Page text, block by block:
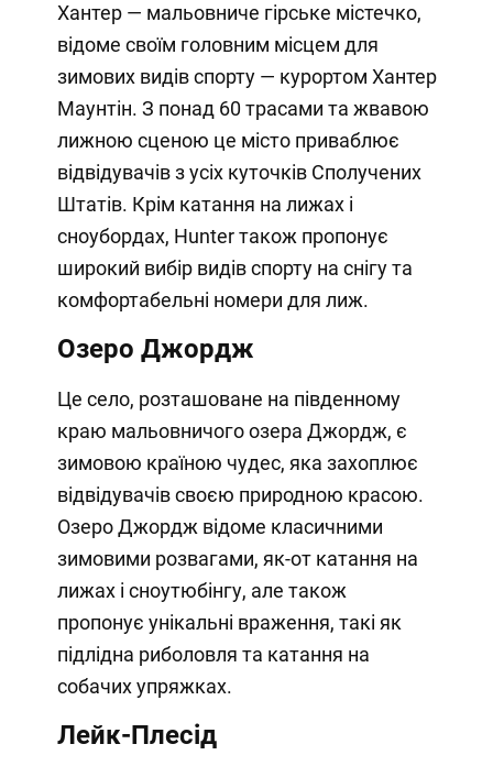
Хантер — мальовниче гірське містечко,
відоме своїм головним місцем для
зимових видів спорту — курортом Хантер
Маунтін. З понад 60 трасами та жвавою
лижною сценою це місто приваблює
відвідувачів з усіх куточків Сполучених
Штатів. Крім катання на лижах і
сноубордах, Hunter також пропонує
широкий вибір видів спорту на снігу та
комфортабельні номери для лиж.
Озеро Джордж
Це село, розташоване на південному
краю мальовничого озера Джордж, є
зимовою країною чудес, яка захоплює
відвідувачів своєю природною красою.
Озеро Джордж відоме класичними
зимовими розвагами, як-от катання на
лижах і сноутюбінгу, але також
пропонує унікальні враження, такі як
підлідна риболовля та катання на
собачих упряжках.
Лейк-Плесід